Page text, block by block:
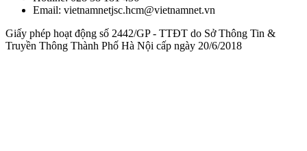
Email: vietnamnetjsc.hcm@vietnamnet.vn
Giấy phép hoạt động số 2442/GP - TTĐT do Sở Thông Tin &
Truyền Thông Thành Phố Hà Nội cấp ngày 20/6/2018